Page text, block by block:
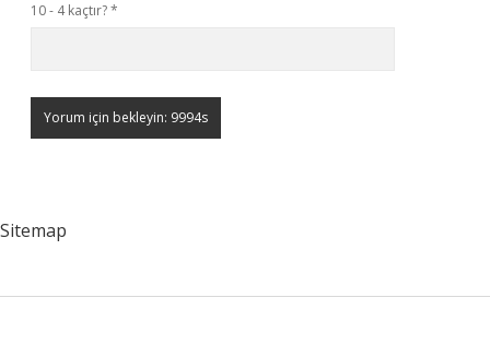
10 - 4 kaçtır?*
Sitemap